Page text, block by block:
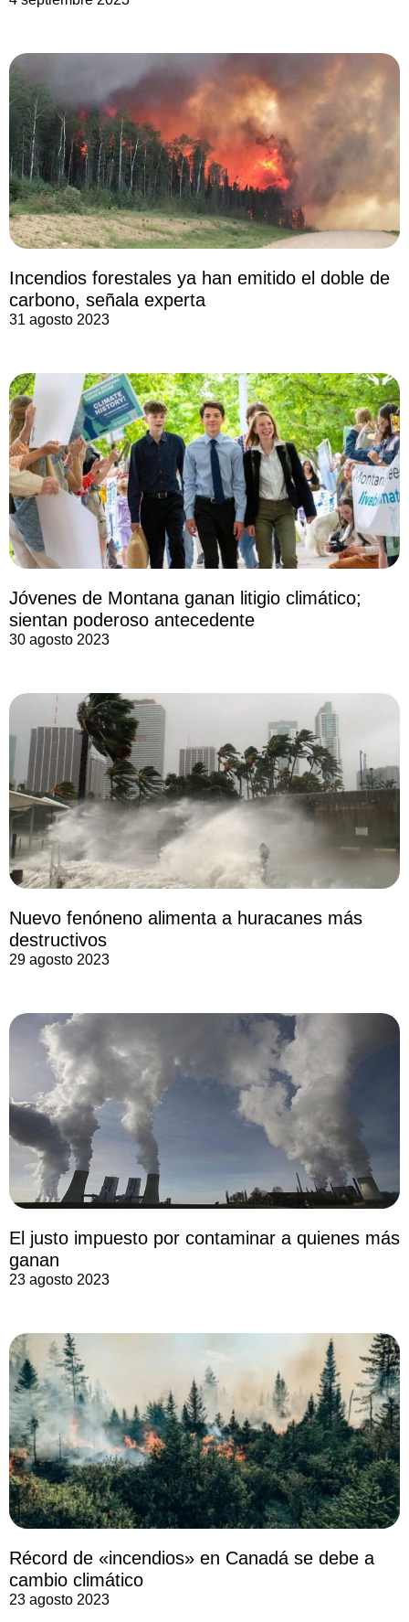
Incendios forestales ya han emitido el doble de
carbono, señala experta
31 agosto 2023
Jóvenes de Montana ganan litigio climático;
sientan poderoso antecedente
30 agosto 2023
Nuevo fenóneno alimenta a huracanes más
destructivos
29 agosto 2023
El justo impuesto por contaminar a quienes más
ganan
23 agosto 2023
Récord de «incendios» en Canadá se debe a
cambio climático
23 agosto 2023